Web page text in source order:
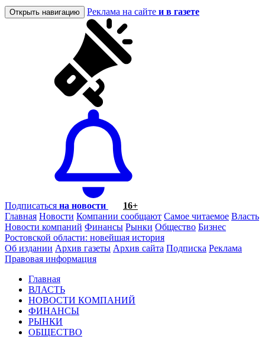
Открыть навигацию Реклама на сайте и в газете
Подписаться на новости
16+
Главная Новости Компании сообщают Самое читаемое Власть
Новости компаний Финансы Рынки Общество Бизнес
Ростовской области: новейшая история
Об издании Архив газеты Архив сайта Подписка Реклама
Правовая информация
Главная
ВЛАСТЬ
НОВОСТИ КОМПАНИЙ
ФИНАНСЫ
РЫНКИ
ОБЩЕСТВО